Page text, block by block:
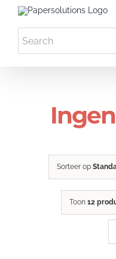
inhoud
Sorteer op
Toon 12